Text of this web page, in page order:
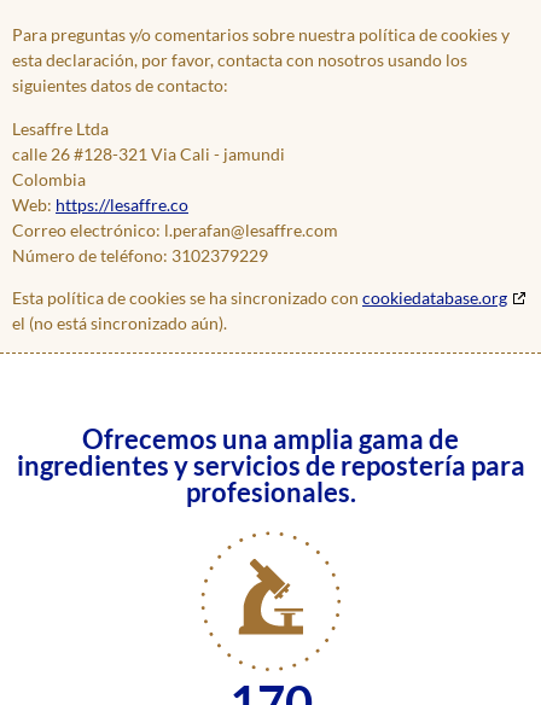
Para preguntas y/o comentarios sobre nuestra política de cookies y
esta declaración, por favor, contacta con nosotros usando los
siguientes datos de contacto:
Lesaffre Ltda
calle 26 #128-321 Via Cali - jamundi
Colombia
Web: https://lesaffre.co
Correo electrónico: l.perafan@lesaffre.com
Número de teléfono: 3102379229
Esta política de cookies se ha sincronizado con cookiedatabase.org
el (no está sincronizado aún).
Ofrecemos una amplia gama de
ingredientes y servicios de repostería para
profesionales.